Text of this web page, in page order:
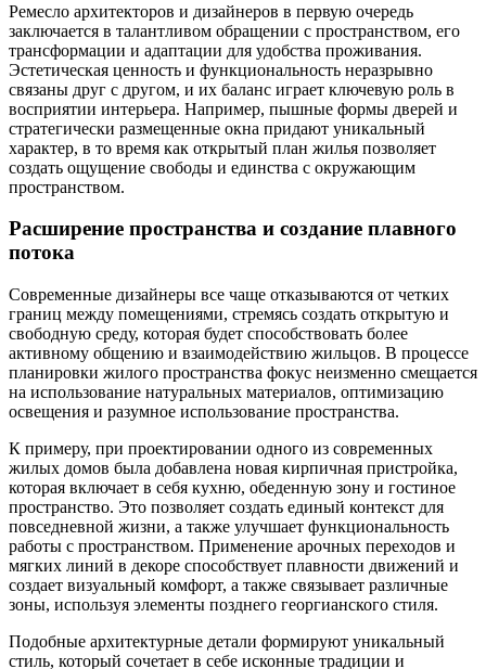
Ремесло архитекторов и дизайнеров в первую очередь
заключается в талантливом обращении с пространством, его
трансформации и адаптации для удобства проживания.
Эстетическая ценность и функциональность неразрывно
связаны друг с другом, и их баланс играет ключевую роль в
восприятии интерьера. Например, пышные формы дверей и
стратегически размещенные окна придают уникальный
характер, в то время как открытый план жилья позволяет
создать ощущение свободы и единства с окружающим
пространством.
Расширение пространства и создание плавного
потока
Современные дизайнеры все чаще отказываются от четких
границ между помещениями, стремясь создать открытую и
свободную среду, которая будет способствовать более
активному общению и взаимодействию жильцов. В процессе
планировки жилого пространства фокус неизменно смещается
на использование натуральных материалов, оптимизацию
освещения и разумное использование пространства.
К примеру, при проектировании одного из современных
жилых домов была добавлена новая кирпичная пристройка,
которая включает в себя кухню, обеденную зону и гостиное
пространство. Это позволяет создать единый контекст для
повседневной жизни, а также улучшает функциональность
работы с пространством. Применение арочных переходов и
мягких линий в декоре способствует плавности движений и
создает визуальный комфорт, а также связывает различные
зоны, используя элементы позднего георгианского стиля.
Подобные архитектурные детали формируют уникальный
стиль, который сочетает в себе исконные традиции и